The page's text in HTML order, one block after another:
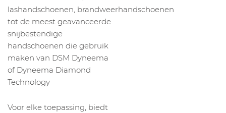
lashandschoenen, brandweerhandschoenen
tot de meest geavanceerde
snijbestendige
handschoenen die gebruik
maken van DSM Dyneema
of Dyneema Diamond
Technology
Voor elke toepassing, biedt